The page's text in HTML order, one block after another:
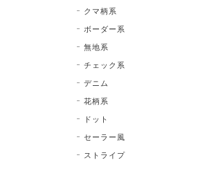
クマ柄系
ボーダー系
無地系
チェック系
デニム
花柄系
ドット
セーラー風
ストライプ